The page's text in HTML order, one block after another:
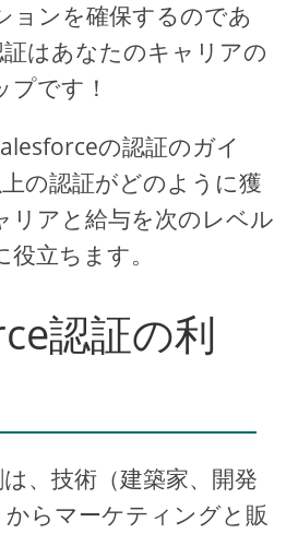
ョンを確保するのであ
はあなたのキャリアの
です！
の認証のガイ
の認証がどのように獲
リアと給与を次のレベル
立ちます。
認証の利
、技術（建築家、開発
らマーケティングと販